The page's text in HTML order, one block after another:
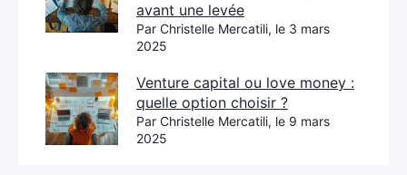
avant une levée
Par Christelle Mercatili, le 3 mars
2025
Venture capital ou love money :
quelle option choisir ?
Par Christelle Mercatili, le 9 mars
2025